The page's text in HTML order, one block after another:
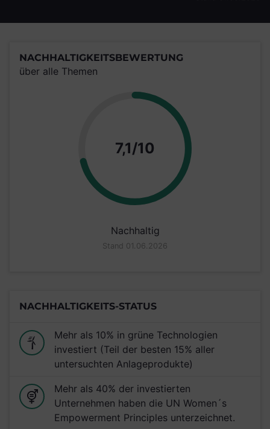
NACHHALTIGKEITSBEWERTUNG
über alle Themen
7,1/10 Punkte
Nachhaltig
Stand 01.06.2026
NACHHALTIGKEITS-STATUS
Mehr als 10% in grüne Technologien
investiert (Teil der besten 15% aller
untersuchten Anlageprodukte)
Mehr als 40% der investierten
Unternehmen haben die UN Women´s
Empowerment Principles unterzeichnet.